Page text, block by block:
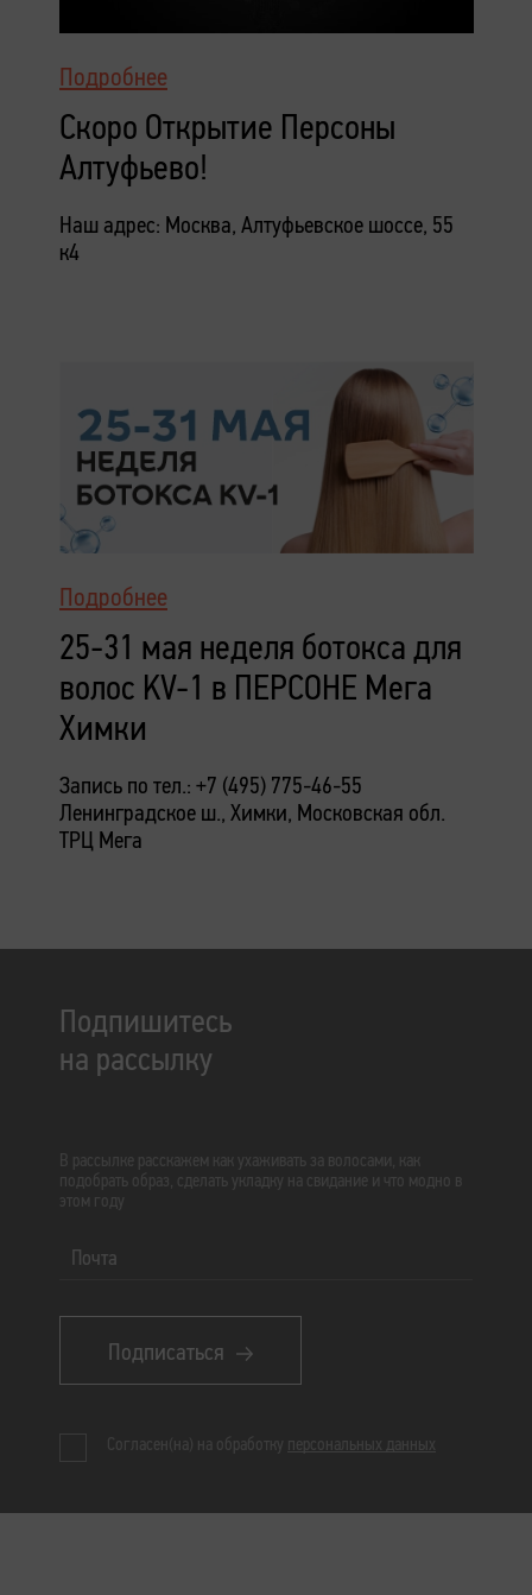
Подробнее
Скоро Открытие Персоны
Алтуфьево!
Наш адрес: Москва, Алтуфьевское шоссе, 55
к4
Подробнее
25-31 мая неделя ботокса для
волос KV-1 в ПЕРСОНЕ Мега
Химки
Запись по тел.: +7 (495) 775-46-55
Ленинградское ш., Химки, Московская обл.
ТРЦ Мега
Подпишитесь
на рассылку
В рассылке расскажем как ухаживать за волосами, как
подобрать образ, сделать укладку на свидание и что модно в
этом году
Почта
Подписаться
Согласен(на) на обработку персональных данных